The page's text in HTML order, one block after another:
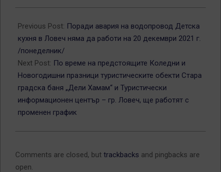
12-
17
Previous Post: Поради авария на водопровод Детска
кухня в Ловеч няма да работи на 20 декември 2021 г.
/понеделник/
Next Post: По време на предстоящите Коледни и
Новогодишни празници туристическите обекти Стара
градска баня „Дели Хамам“ и Туристически
информационен център – гр. Ловеч, ще работят с
променен график
Comments are closed, but trackbacks and pingbacks are
open.